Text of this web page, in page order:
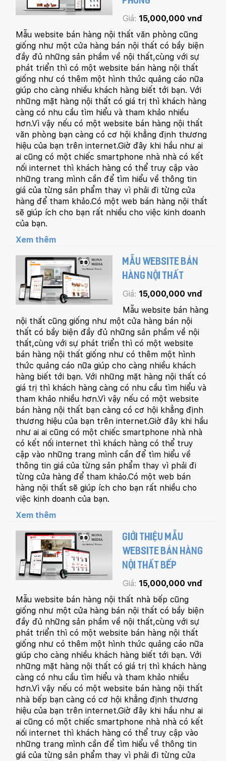
Giá: 15,000,000 vnđ
Mẫu website bán hàng nội thất văn phòng cũng
giống như một cửa hàng bán nội thất có bầy biện
đầy đủ những sản phầm về nội thất,cùng với sự
phát triển thì có một website bán hàng nội thất
giống như có thêm một hình thức quảng cáo nữa
giúp cho càng nhiều khách hàng biết tới bạn. Với
những mặt hàng nội thất có giá trị thì khách hàng
càng có nhu cầu tìm hiểu và tham khảo nhiều
hơn.Vì vậy nếu có một website bán hàng nội thất
văn phòng bạn càng có cơ hội khẳng định thương
hiệu của bạn trên internet.Giờ đây khi hầu như ai
ai cũng có một chiếc smartphone nhà nhà có kết
nối internet thì khách hàng có thể truy cập vào
những trang mình cần để tìm hiểu về thông tin
giá của từng sản phẩm thay vì phải đi từng cửa
hàng để tham khảo.Có một web bán hàng nội thất
sẽ giúp ích cho bạn rất nhiều cho việc kinh doanh
của bạn.
Xem thêm
MẪU WEBSITE BÁN
HÀNG NỘI THẤT
Giá: 15,000,000 vnđ
Mẫu website bán hàng
nội thất cũng giống như một cửa hàng bán nội
thất có bầy biện đầy đủ những sản phầm về nội
thất,cùng với sự phát triển thì có một website
bán hàng nội thất giống như có thêm một hình
thức quảng cáo nữa giúp cho càng nhiều khách
hàng biết tới bạn. Với những mặt hàng nội thất có
giá trị thì khách hàng càng có nhu cầu tìm hiểu và
tham khảo nhiều hơn.Vì vậy nếu có một website
bán hàng nội thất bạn càng có cơ hội khẳng định
thương hiệu của bạn trên internet.Giờ đây khi hầu
như ai ai cũng có một chiếc smartphone nhà nhà
có kết nối internet thì khách hàng có thể truy
cập vào những trang mình cần để tìm hiểu về
thông tin giá của từng sản phẩm thay vì phải đi
từng cửa hàng để tham khảo.Có một web bán
hàng nội thất sẽ giúp ích cho bạn rất nhiều cho
việc kinh doanh của bạn.
Xem thêm
GIỚI THIỆU MẪU
WEBSITE BÁN HÀNG
NỘI THẤT BẾP
Giá: 15,000,000 vnđ
Mẫu website bán hàng nội thất nhà bếp cũng
giống như một cửa hàng bán nội thất có bầy biện
đầy đủ những sản phầm về nội thất,cùng với sự
phát triển thì có một website bán hàng nội thất
giống như có thêm một hình thức quảng cáo nữa
giúp cho càng nhiều khách hàng biết tới bạn. Với
những mặt hàng nội thất có giá trị thì khách hàng
càng có nhu cầu tìm hiểu và tham khảo nhiều
hơn.Vì vậy nếu có một website bán hàng nội thất
nhà bếp bạn càng có cơ hội khẳng định thương
hiệu của bạn trên internet.Giờ đây khi hầu như ai
ai cũng có một chiếc smartphone nhà nhà có kết
nối internet thì khách hàng có thể truy cập vào
những trang mình cần để tìm hiểu về thông tin
giá của từng sản phẩm thay vì phải đi từng cửa